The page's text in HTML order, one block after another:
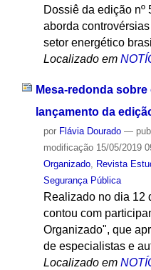
Dossiê da edição nº
aborda
setor energético
Localizado em
Mesa-redonda
lançamento da
por Flávia Dourado —
modificação15/05/2019
Organizado, Revista
Segurança Pública
Realizado no dia 12
contou com
Organizado", que
de especialistas e
Localizado em